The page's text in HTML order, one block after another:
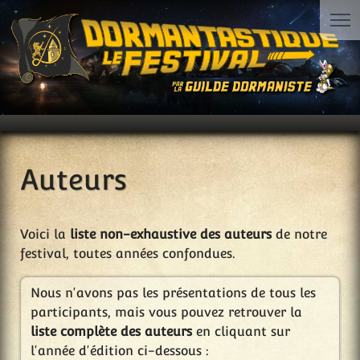
Auteurs
Voici la liste non-exhaustive des auteursde notre
festival, toutes années confondues.
Nous n'avons pas les présentations de tous les
participants, mais vous pouvez retrouver la
liste complète des auteursen cliquant sur
l'année d'édition ci-dessous :